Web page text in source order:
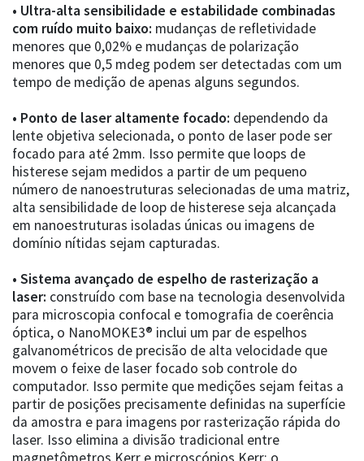
• Ultra-alta sensibilidade e estabilidade combinadas
com ruído muito baixo: mudanças de refletividade
menores que 0,02% e mudanças de polarização
menores que 0,5 mdeg podem ser detectadas com um
tempo de medição de apenas alguns segundos.
• Ponto de laser altamente focado: dependendo da
lente objetiva selecionada, o ponto de laser pode ser
focado para até 2mm. Isso permite que loops de
histerese sejam medidos a partir de um pequeno
número de nanoestruturas selecionadas de uma matriz,
alta sensibilidade de loop de histerese seja alcançada
em nanoestruturas isoladas únicas ou imagens de
domínio nítidas sejam capturadas.
• Sistema avançado de espelho de rasterização a
laser: construído com base na tecnologia desenvolvida
para microscopia confocal e tomografia de coerência
óptica, o NanoMOKE3® inclui um par de espelhos
galvanométricos de precisão de alta velocidade que
movem o feixe de laser focado sob controle do
computador. Isso permite que medições sejam feitas a
partir de posições precisamente definidas na superfície
da amostra e para imagens por rasterização rápida do
laser. Isso elimina a divisão tradicional entre